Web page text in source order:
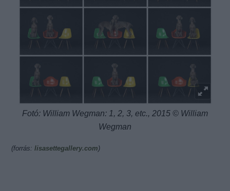
Fotó: William Wegman: 1, 2, 3, etc., 2015 © William
Wegman
(forrás:lisasettegallery.com)